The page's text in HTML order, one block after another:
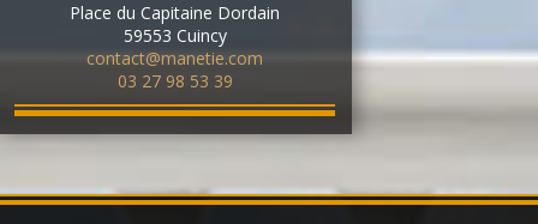
Place du Capitaine Dordain
59553 Cuincy
contact@manetie.com
03 27 98 53 39